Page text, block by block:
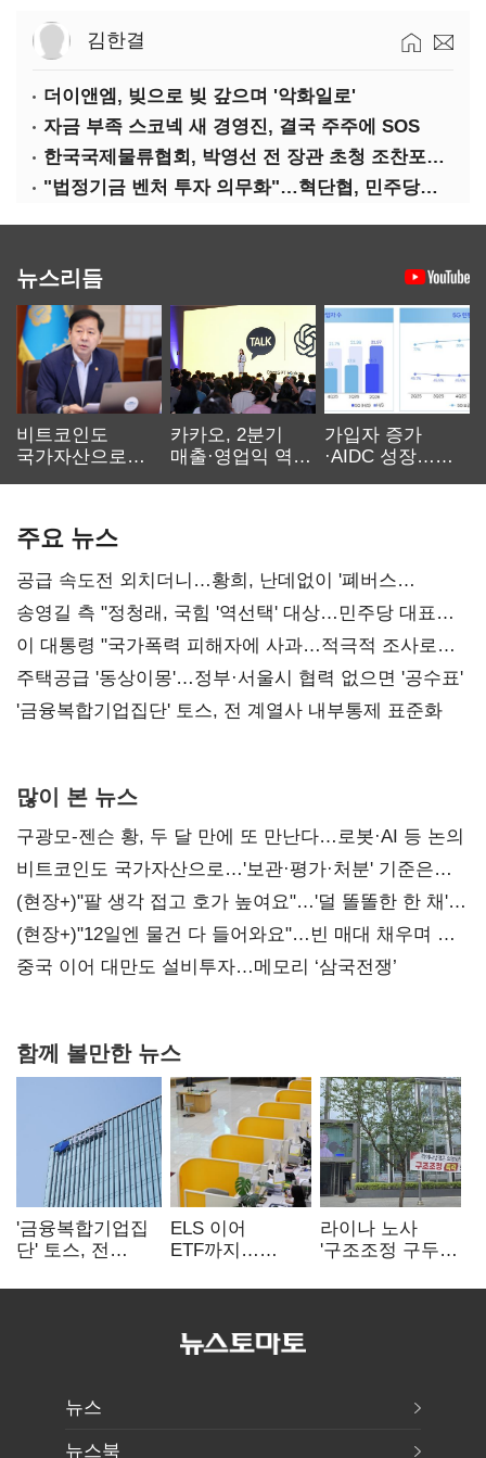
김한결
더이앤엠, 빚으로 빚 갚으며 '악화일로'
자금 부족 스코넥 새 경영진, 결국 주주에 SOS
한국국제물류협회, 박영선 전 장관 초청 조찬포럼 개최
"법정기금 벤처 투자 의무화"…혁단협, 민주당과 정책협약식 개최
뉴스리듬
비트코인도
국가자산으로…'
카카오, 2분기
매출·영업익 역대
가입자 증가
·AIDC 성장…
주요 뉴스
공급 속도전 외치더니…황희, 난데없이 '폐버스
리모델링' 제안
송영길 측 "정청래, 국힘 '역선택' 대상…민주당 대표로
총선 지휘 못해"
이 대통령 "국가폭력 피해자에 사과…적극적 조사로
진실 밝혀야"
주택공급 '동상이몽'…정부·서울시 협력 없으면 '공수표'
'금융복합기업집단' 토스, 전 계열사 내부통제 표준화
많이 본 뉴스
구광모-젠슨 황, 두 달 만에 또 만난다…로봇·AI 등 논의
비트코인도 국가자산으로…'보관·평가·처분' 기준은
숙제
(현장+)"팔 생각 접고 호가 높여요"…'덜 똘똘한 한 채'
20억 키맞추기
(현장+)"12일엔 물건 다 들어와요"…빈 매대 채우며 문
연 홈플러스
중국 이어 대만도 설비투자…메모리 ‘삼국전쟁’
함께 볼만한 뉴스
'금융복합기업집
단' 토스, 전
표준화
ELS 이어
ETF까지…
제동 걸린 은행
라이나 노사
'구조조정 구두
뉴스
뉴스북